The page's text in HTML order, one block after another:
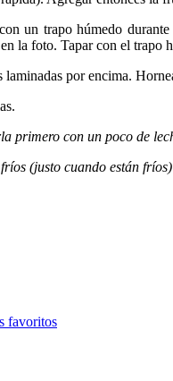
un trapo húmedo
la foto. Tapar con el trapo
por encima.
primero con un poco de
(justo cuando están fríos)
favoritos